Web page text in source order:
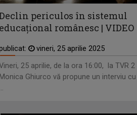
periculos în sistemul
educațional românesc | VIDEO
vineri, 25 aprilie 2025
25 aprilie, de la ora 16:00, la TVR 2
Monica Ghiurco vă propune un interviu
...